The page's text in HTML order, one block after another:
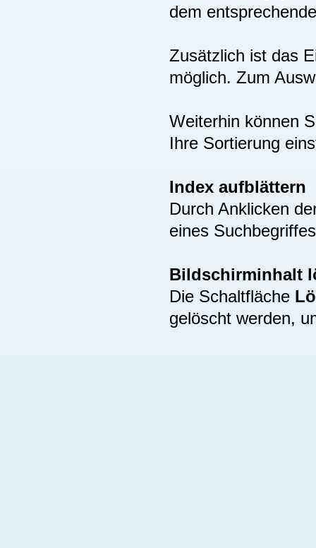
dem
Zusätzlich ist das
möglich. Zum
Weiterhin können
Ihre Sortierung
Index aufblättern
Durch Anklicken
eines
Bildschirminhalt
Die Schaltfläche
gelöscht werden,